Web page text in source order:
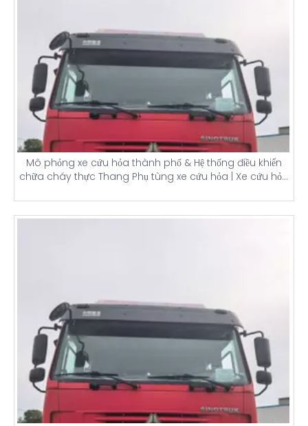
Mô phỏng xe cứu hỏa thành phố & Hệ thống điều khiển
chữa cháy thực Thang Phụ tùng xe cứu hỏa | Xe cứu hỏa